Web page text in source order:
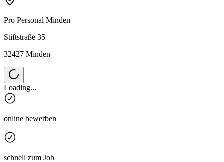
Pro Personal Minden
Stiftstraße 35
32427 Minden
Loading...
online bewerben
schnell zum Job